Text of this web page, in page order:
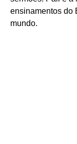
ensinamentos do
mundo.